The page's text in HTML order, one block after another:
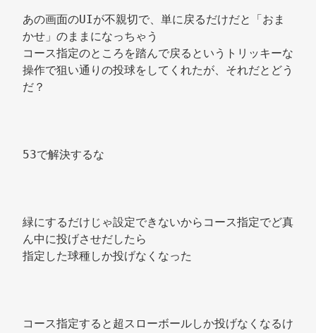
あの画面のUIが不親切で、単に戻るだけだと「おま
かせ」のままになっちゃう
コース指定のところを踏んで戻るというトリッキーな
操作で狙い通りの投球をしてくれたが、それだとどう
だ？
53で解決するな
緑にするだけじゃ設定できないからコース指定でど真
ん中に投げさせだしたら
指定した球種しか投げなくなった
コース指定すると超スローボールしか投げなくなるけ